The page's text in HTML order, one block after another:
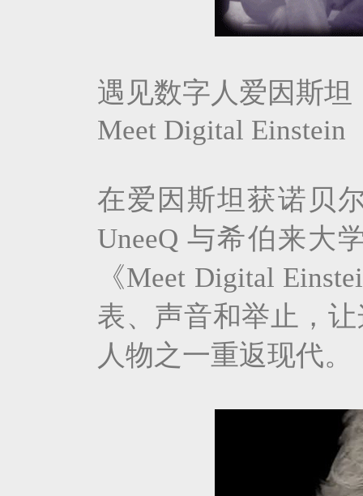
遇见数字人爱因斯坦
Meet Digital Einstein
在爱因斯坦获诺贝
UneeQ 与希伯来大
《Meet Digital
表、声音和举止，
人物之一重返现代。